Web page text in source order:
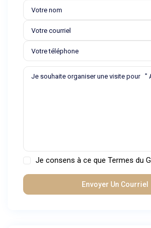
Je consens à ce queTermes du